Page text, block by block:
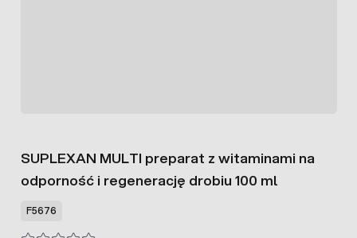
SUPLEXAN MULTI preparat z witaminami na
odporność i regenerację drobiu 100 ml
F5676